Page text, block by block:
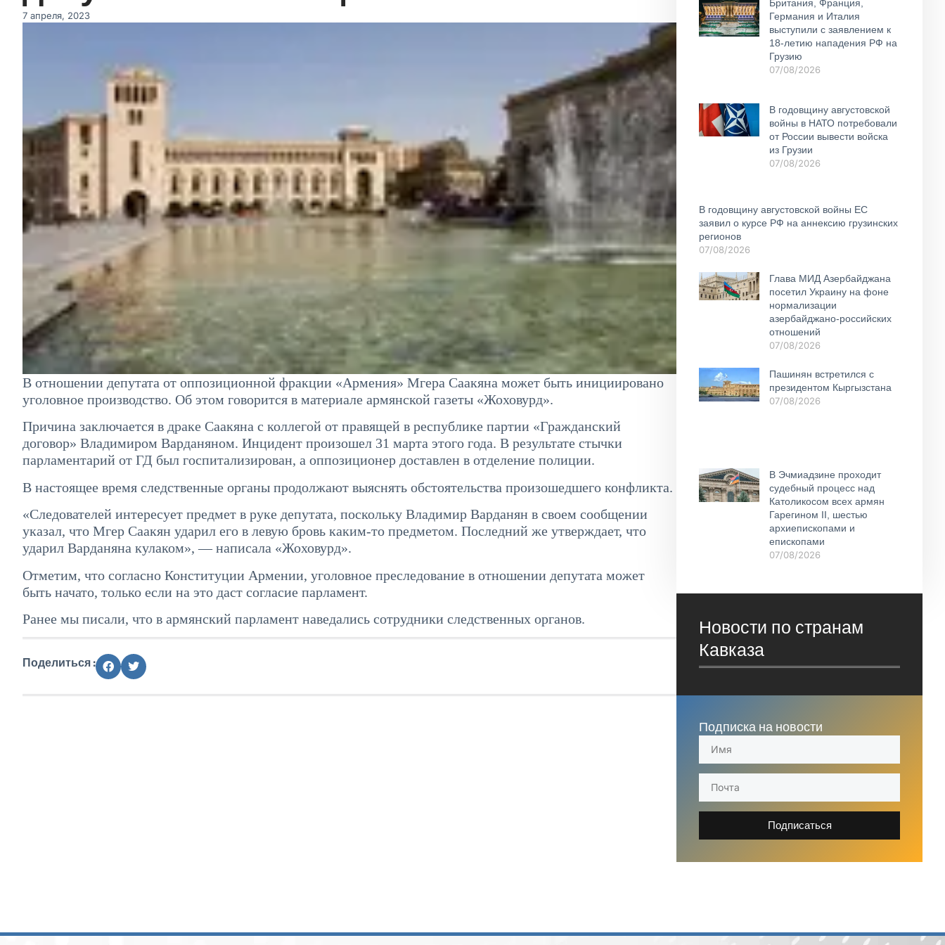
7 апреля, 2023
В отношении депутата от оппозиционной фракции «Армения» Мгера Саакяна может быть инициировано
уголовное производство. Об этом говорится в материале армянской газеты «Жоховурд».
Причина заключается в драке Саакяна с коллегой от правящей в республике партии «Гражданский
договор» Владимиром Варданяном. Инцидент произошел 31 марта этого года. В результате стычки
парламентарий от ГД был госпитализирован, а оппозиционер доставлен в отделение полиции.
В настоящее время следственные органы продолжают выяснять обстоятельства произошедшего конфликта.
«Следователей интересует предмет в руке депутата, поскольку Владимир Варданян в своем сообщении
указал, что Мгер Саакян ударил его в левую бровь каким-то предметом. Последний же утверждает, что
ударил Варданяна кулаком», — написала «Жоховурд».
Отметим, что согласно Конституции Армении, уголовное преследование в отношении депутата может
быть начато, только если на это даст согласие парламент.
Ранее мы писали, что в армянский парламент наведались сотрудники следственных органов.
Поделиться :
Британия, Франция,
Германия и Италия
выступили с заявлением к
18-летию нападения РФ на
Грузию
07/08/2026
В годовщину августовской
войны в НАТО потребовали
от России вывести войска
из Грузии
07/08/2026
В годовщину августовской войны ЕС
заявил о курсе РФ на аннексию грузинских
регионов
07/08/2026
Глава МИД Азербайджана
посетил Украину на фоне
нормализации
азербайджано-российских
отношений
07/08/2026
Пашинян встретился с
президентом Кыргызстана
07/08/2026
В Эчмиадзине проходит
судебный процесс над
Католикосом всех армян
Гарегином II, шестью
архиепископами и
епископами
07/08/2026
Новости по странам
Кавказа
Подписка на новости
Подписаться